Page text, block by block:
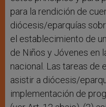
para la rendición de
diócesis/eparquías
el establecimiento de
de Niños y Jóvenes en
nacional. Las tareas de
asistir a diócesis/
implementación de